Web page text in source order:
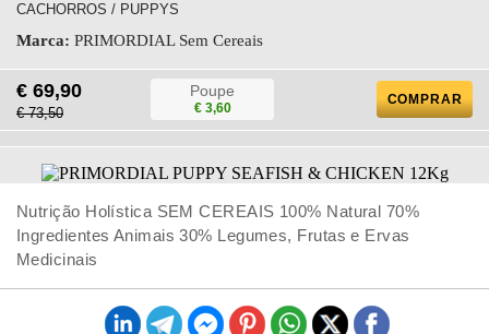
CACHORROS / PUPPYS
Marca: PRIMORDIAL Sem Cereais
€ 69,90
€ 73,50
Poupe
€ 3,60
COMPRAR
Nutrição Holística SEM CEREAIS 100% Natural 70%
Ingredientes Animais 30% Legumes, Frutas e Ervas
Medicinais